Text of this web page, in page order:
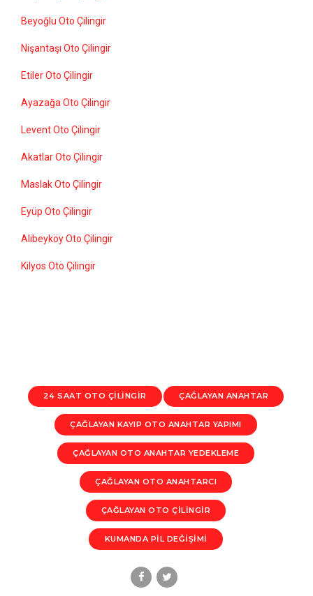
Beyoğlu Oto Çilingir
Nişantaşı Oto Çilingir
Etiler Oto Çilingir
Ayazağa Oto Çilingir
Levent Oto Çilingir
Akatlar Oto Çilingir
Maslak Oto Çilingir
Eyüp Oto Çilingir
Alibeyköy Oto Çilingir
Kilyos Oto Çilingir
24 SAAT OTO ÇILINGIR ÇAĞLAYAN ANAHTAR
ÇAĞLAYAN KAYIP OTO ANAHTAR YAPIMI
ÇAĞLAYAN OTO ANAHTAR YEDEKLEME
ÇAĞLAYAN OTO ANAHTARCI
ÇAĞLAYAN OTO ÇILINGIR
KUMANDA PIL DEĞIŞIMI